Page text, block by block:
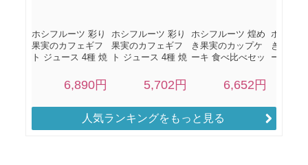
人気ランキングをもっと見る